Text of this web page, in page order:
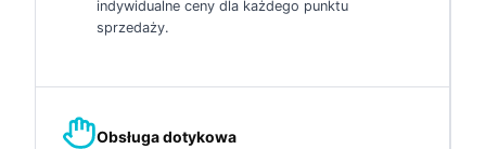
indywidualne ceny dla każdego punktu
sprzedaży.
Obsługa dotykowa